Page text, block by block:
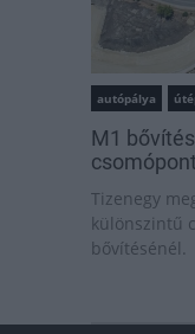
autópálya
M1
Tizenegy
különszintű
bővítésénél.